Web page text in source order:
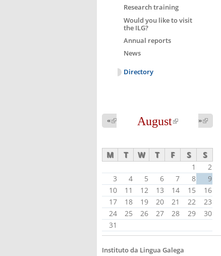
Research training
Would you like to visit
the ILG?
Annual reports
News
Directory
August (link is
«
external)
»
M T W T F S S
1
2
3
4 5 6 7 8
9
10
11 12 13 14 15
16
17
18 19 20 21 22
23
24
25 26 27 28 29
30
31
Instituto da Lingua Galega